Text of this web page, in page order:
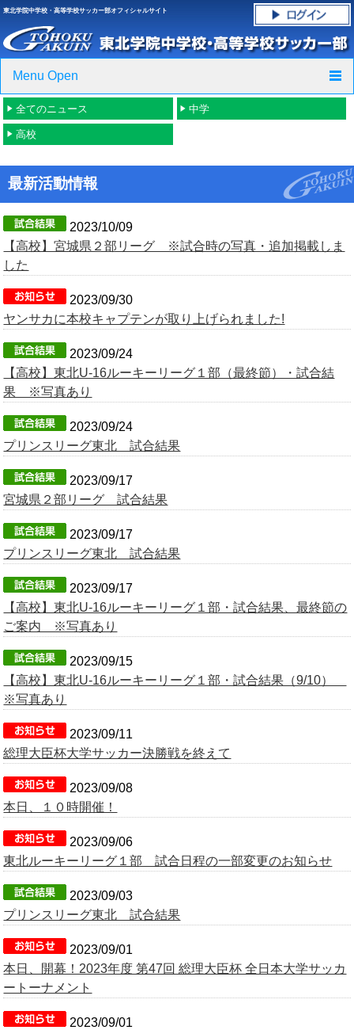
東北学院中学校・高等学校サッカー部オフィシャルサイト
Menu Open
TOP
OB会
全てのニュース 中学
高校
最新活動情報
2023/10/09
【高校】宮城県２部リーグ ※試合時の写真・追加掲載しま
した
2023/09/30
ヤンサカに本校キャプテンが取り上げられました!
2023/09/24
【高校】東北U-16ルーキーリーグ１部（最終節）・試合結
果 ※写真あり
2023/09/24
プリンスリーグ東北 試合結果
2023/09/17
宮城県２部リーグ 試合結果
2023/09/17
プリンスリーグ東北 試合結果
2023/09/17
【高校】東北U-16ルーキーリーグ１部・試合結果、最終節の
ご案内 ※写真あり
2023/09/15
【高校】東北U-16ルーキーリーグ１部・試合結果（9/10）
※写真あり
2023/09/11
総理大臣杯大学サッカー決勝戦を終えて
2023/09/08
本日、１０時開催！
2023/09/06
東北ルーキーリーグ１部 試合日程の一部変更のお知らせ
2023/09/03
プリンスリーグ東北 試合結果
2023/09/01
本日、開幕！2023年度 第47回 総理大臣杯 全日本大学サッカ
ートーナメント
2023/09/01